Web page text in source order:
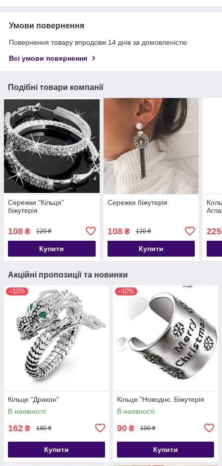
Умови повернення
Повернення товару впродовж 14 днів за домовленістю
Всі умови повернення
Подібні товари компанії
Сережки "Кільця"
біжутерія
108 ₴ 120 ₴
Купити
Сережки біжутерія
108₴ 120 ₴
Купити
225
Акційні пропозиції та новинки
–10%
Кільце "Дракон"
В наявності
162 ₴ 180 ₴
Купити
–10%
Кільце."Новоднє. Біжутерія
В наявності
90 ₴ 100 ₴
Купити